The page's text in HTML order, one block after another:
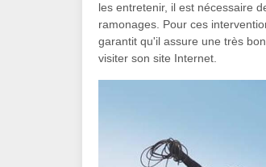
les entretenir, il est nécessaire
ramonages. Pour ces
garantit qu'il assure une très
visiter son site Internet.